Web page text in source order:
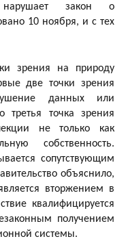
нарушает закон о
10 ноября, и с тех
зрения на природу
две точки зрения
данных или
третья точка зрения
не только как
собственность.
сопутствующим
объяснило,
вторжением в
квалифицируется
получением
системы.